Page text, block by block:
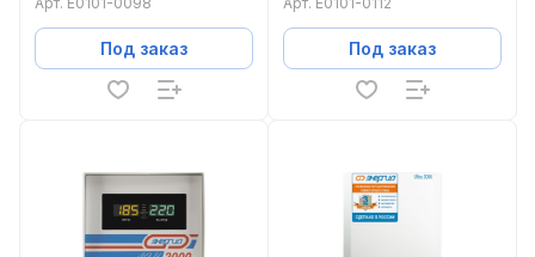
Под заказ Под заказ